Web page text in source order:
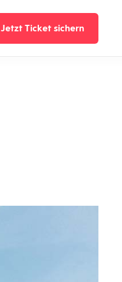
Jetzt Ticket sichern